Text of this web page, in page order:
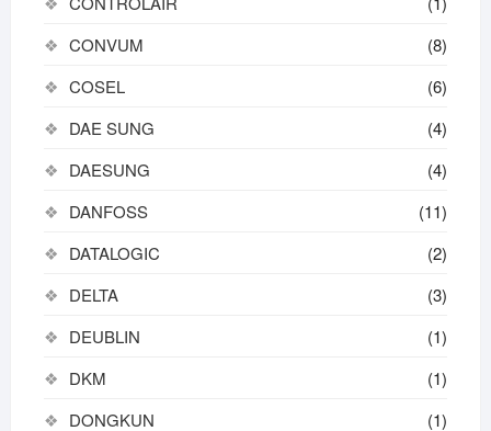
CONVUM
(8)
COSEL
(6)
DAE SUNG
(4)
DAESUNG
(4)
DANFOSS
(11)
DATALOGIC
(2)
DELTA
(3)
DEUBLIN
(1)
DKM
(1)
DONGKUN
(1)